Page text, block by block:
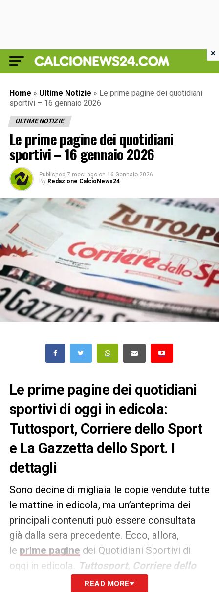
Home » Ultime Notizie » Le prime pagine dei quotidiani
sportivi – 16 gennaio 2026
ULTIME NOTIZIE
Le prime pagine dei quotidiani
sportivi – 16 gennaio 2026
Published 7 mesi ago on 16 Gennaio 2026
By Redazione CalcioNews24
Le prime pagine dei quotidiani
sportivi di oggi in edicola:
Tuttosport, Corriere dello Sport
e La Gazzetta dello Sport. I
dettagli
Sono decine di migliaia le copie vendute tutte
le mattine in edicola, ma un’anteprima dei
principali contenuti può essere consultata
già dalla sera precedente. Ecco, allora,
le prime pagine dei Quotidiani Sportivi di
oggi in edicola.
Tuttosport, Corriere dello
Sport e La Gazzetta dello
READ MORE
×